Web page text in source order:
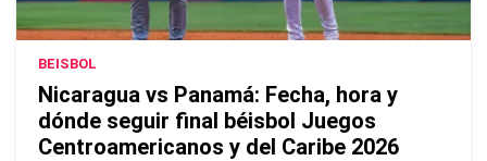
BEISBOL
Nicaragua vs Panamá: Fecha, hora y
dónde seguir final béisbol Juegos
Centroamericanos y del Caribe 2026